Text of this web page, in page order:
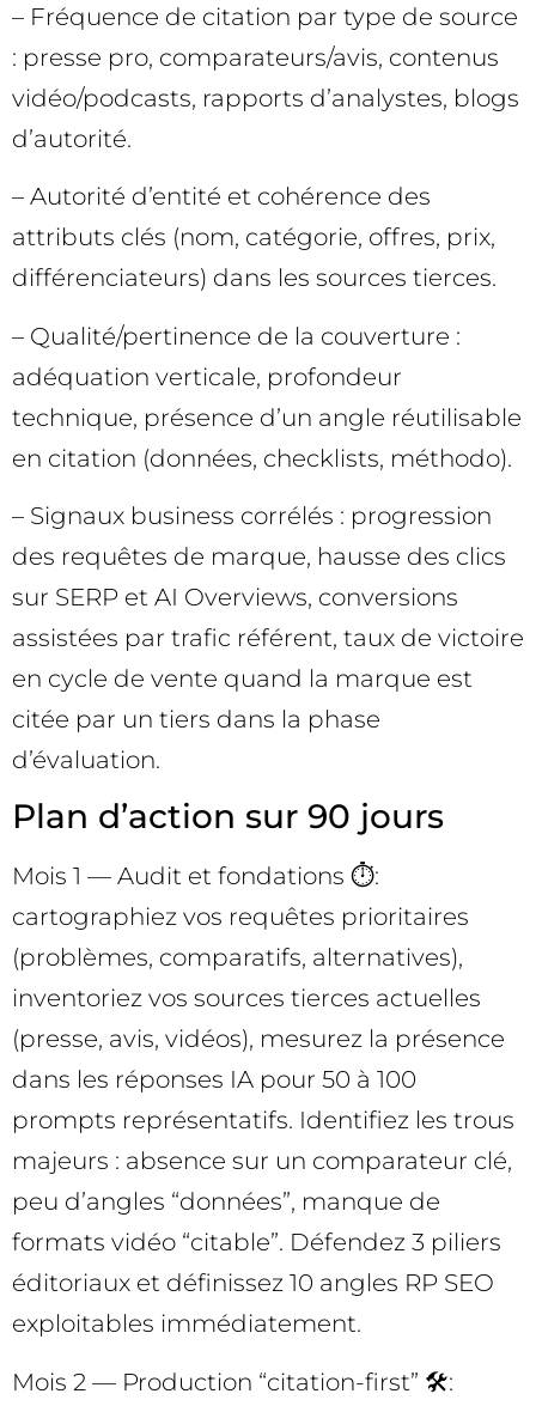
– Fréquence de citation par type de source
: presse pro, comparateurs/avis, contenus
vidéo/podcasts, rapports d’analystes, blogs
d’autorité.
– Autorité d’entité et cohérence des
attributs clés (nom, catégorie, offres, prix,
différenciateurs) dans les sources tierces.
– Qualité/pertinence de la couverture :
adéquation verticale, profondeur
technique, présence d’un angle réutilisable
en citation (données, checklists, méthodo).
– Signaux business corrélés : progression
des requêtes de marque, hausse des clics
sur SERP et AI Overviews, conversions
assistées par trafic référent, taux de victoire
en cycle de vente quand la marque est
citée par un tiers dans la phase
d’évaluation.
Plan d’action sur 90 jours
Mois 1 — Audit et fondations ⏱️:
cartographiez vos requêtes prioritaires
(problèmes, comparatifs, alternatives),
inventoriez vos sources tierces actuelles
(presse, avis, vidéos), mesurez la présence
dans les réponses IA pour 50 à 100
prompts représentatifs. Identifiez les trous
majeurs : absence sur un comparateur clé,
peu d’angles “données”, manque de
formats vidéo “citable”. Défendez 3 piliers
éditoriaux et définissez 10 angles RP SEO
exploitables immédiatement.
Mois 2 — Production “citation-first” 🛠️: